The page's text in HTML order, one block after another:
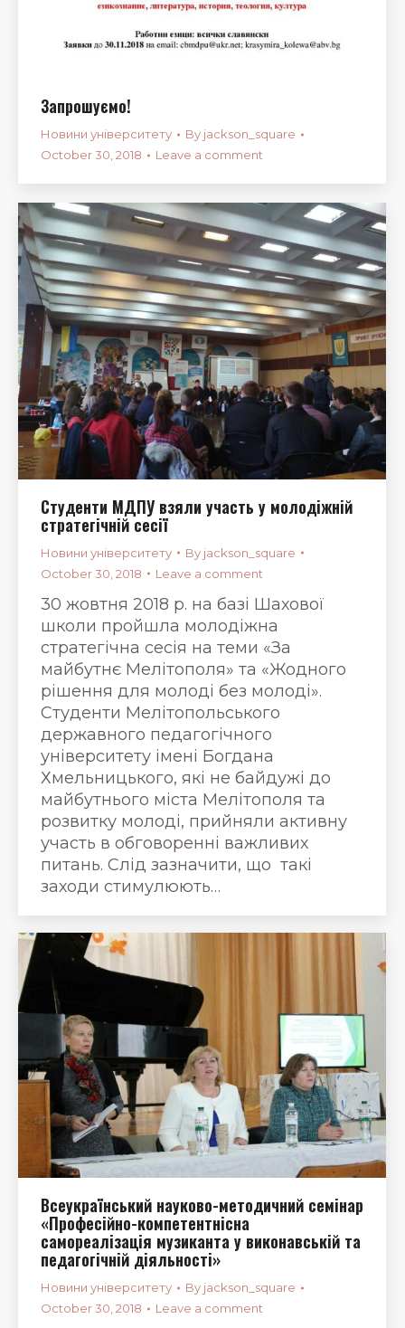
Запрошуємо!
Новини університету By jackson_square
October 30, 2018
Leave a comment
Студенти МДПУ взяли участь у молодіжній
стратегічній сесії
Новини університету By jackson_square
October 30, 2018
Leave a comment
30 жовтня 2018 р. на базі Шахової
школи пройшла молодіжна
стратегічна сесія на теми «За
майбутнє Мелітополя» та «Жодного
рішення для молоді без молоді».
Студенти Мелітопольського
державного педагогічного
університету імені Богдана
Хмельницького, які не байдужі до
майбутнього міста Мелітополя та
розвитку молоді, прийняли активну
участь в обговоренні важливих
питань. Слід зазначити, що такі
заходи стимулюють…
Всеукраїнський науково-методичний семінар
«Професійно-компетентнісна
самореалізація музиканта у виконавській та
педагогічній діяльності»
Новини університету By jackson_square
October 30, 2018
Leave a comment